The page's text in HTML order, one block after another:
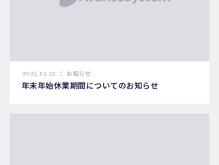
2025.12.22 : お知らせ
年末年始休業期間についてのお知らせ